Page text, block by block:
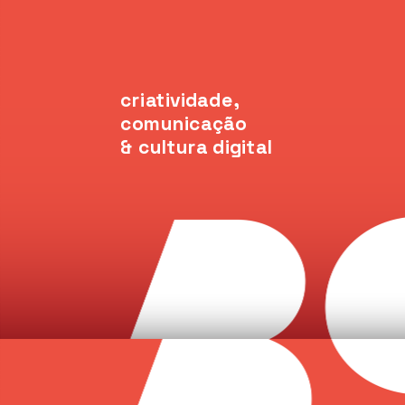
criatividade,
comunicação
& cultura digital